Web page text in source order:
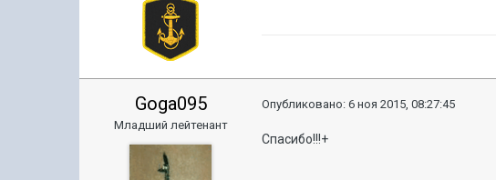
Goga095
Младший лейтенант
Опубликовано:6 ноя 2015, 08:27:45
Спасибо!!!+